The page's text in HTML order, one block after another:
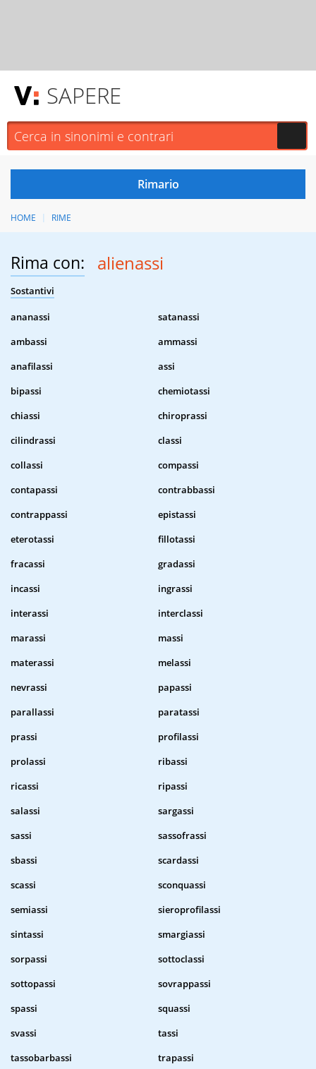
SAPERE
HOME RIME
Rima con: alienassi
Sostantivi
ananassi
satanassi
ambassi
ammassi
anafilassi
assi
bipassi
chemiotassi
chiassi
chiroprassi
cilindrassi
classi
collassi
compassi
contapassi
contrabbassi
contrappassi
epistassi
eterotassi
fillotassi
fracassi
gradassi
incassi
ingrassi
interassi
interclassi
marassi
massi
materassi
melassi
nevrassi
papassi
parallassi
paratassi
prassi
profilassi
prolassi
ribassi
ricassi
ripassi
salassi
sargassi
sassi
sassofrassi
sbassi
scardassi
scassi
sconquassi
semiassi
sieroprofilassi
sintassi
smargiassi
sorpassi
sottoclassi
sottopassi
sovrappassi
spassi
squassi
svassi
tassi
tassobarbassi
trapassi